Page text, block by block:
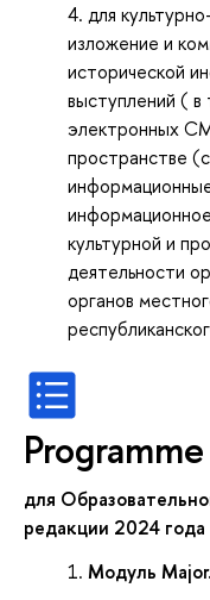
для
изложение и
исторической
выступлений ( в
электронных
пространстве
культурной и
деятельности
органов
для
редакции 2024 года
Модуль Major.